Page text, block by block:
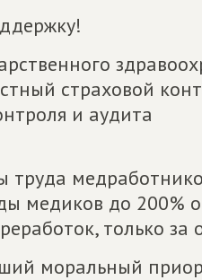
страховой
и аудита
труда
медиков до 200%
только за
моральный